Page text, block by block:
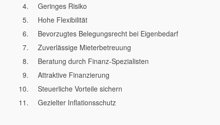
Geringes Risiko
Hohe Flexibilität
Bevorzugtes Belegungsrecht bei Eigenbedarf
Zuverlässige Mieterbetreuung
Beratung durch Finanz-Spezialisten
Attraktive Finanzierung
Steuerliche Vorteile sichern
Gezielter Inflationsschutz